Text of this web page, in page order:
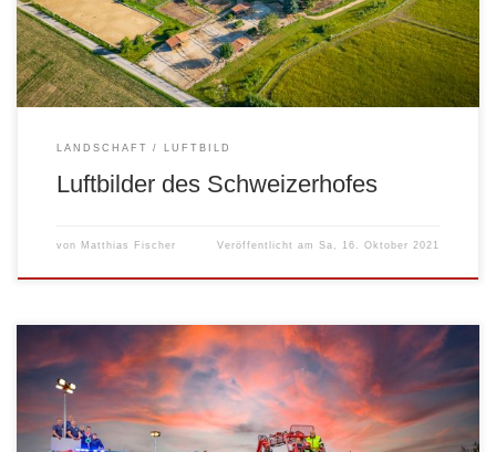
LANDSCHAFT LUFTBILD
Luftbilder des Schweizerhofes
von Matthias Fischer Veröffentlicht amSa, 16. Oktober 2021